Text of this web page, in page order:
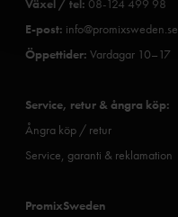
Växel / tel: 08-124 499 98
E-post: info@promixsweden.se
Öppettider: Vardagar 10–17
Service, retur & ångra köp:
Ångra köp / retur
Service, garanti & reklamation
PromixSweden